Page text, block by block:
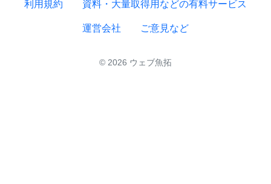
利用規約 資料・大量取得用などの有料サービス
運営会社 ご意見など
© 2026 ウェブ魚拓